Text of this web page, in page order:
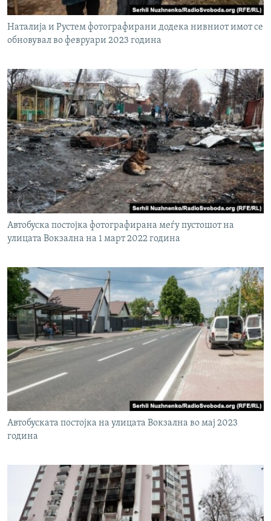
Наталија и Рустем фотографирани додека нивниот имот се
обновувал во февруари 2023 година
Автобуска постојка фотографирана меѓу пустошот на
улицата Вокзална на 1 март 2022 година
Автобуската постојка на улицата Вокзална во мај 2023
година